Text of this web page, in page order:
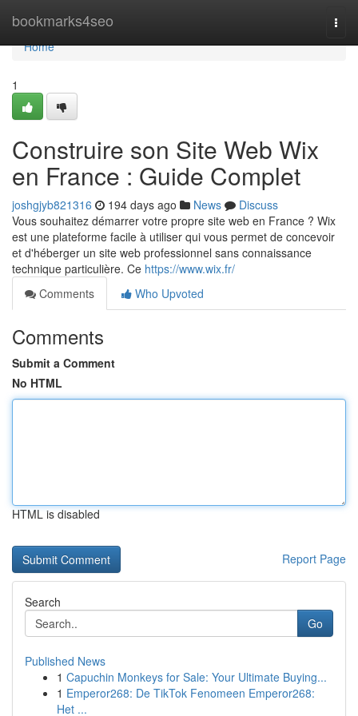
bookmarks4seo
Home
Home
1
Construire son Site Web Wix
en France : Guide Complet
joshgjyb821316 194 days ago News
Discuss
Vous souhaitez démarrer votre propre site web en France ? Wix
est une plateforme facile à utiliser qui vous permet de concevoir
et d'héberger un site web professionnel sans connaissance
technique particulière. Ce https://www.wix.fr/
Comments
Who Upvoted
Comments
Submit a Comment
No HTML
HTML is disabled
Report Page
Search
Go
Published News
1 Capuchin Monkeys for Sale: Your Ultimate Buying...
1 Emperor268: De TikTok Fenomeen Emperor268:
Het ...